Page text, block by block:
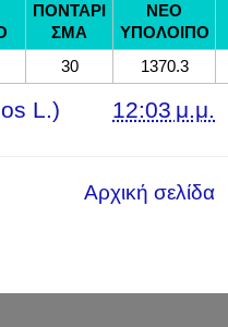
ΠΟΝΤΑΡΙ
ΣΜΑ
ΝΕΟ
ΥΠΟΛΟΙΠΟ
30 1370.3
L.) 12:03 μ.μ.
Αρχική σελίδα